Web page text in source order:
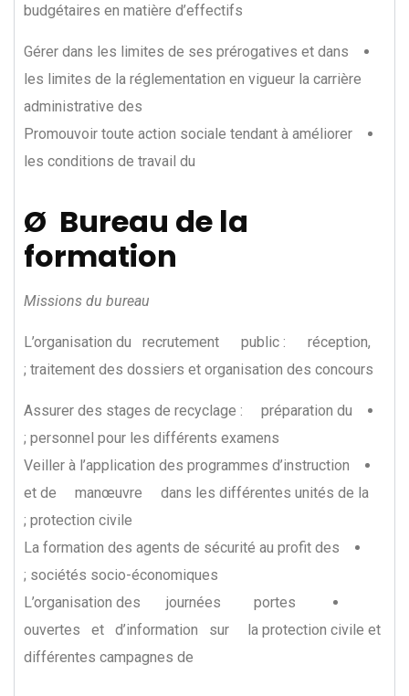
budgétaires en matière d’effectifs
Gérer dans les limites de ses prérogatives et dans
les limites de la réglementation en vigueur la carrière
administrative des
Promouvoir toute action sociale tendant à améliorer
les conditions de travail du
Ø Bureau de la
formation
Missions du bureau
L’organisation du recrutement public : réception,
traitement des dossiers et organisation des concours ;
Assurer des stages de recyclage : préparation du
personnel pour les différents examens ;
Veiller à l’application des programmes d’instruction
et de manœuvre dans les différentes unités de la
protection civile ;
La formation des agents de sécurité au profit des
sociétés socio-économiques ;
L’organisation des journées portes
ouvertes et d’information sur la protection civile et
différentes campagnes de